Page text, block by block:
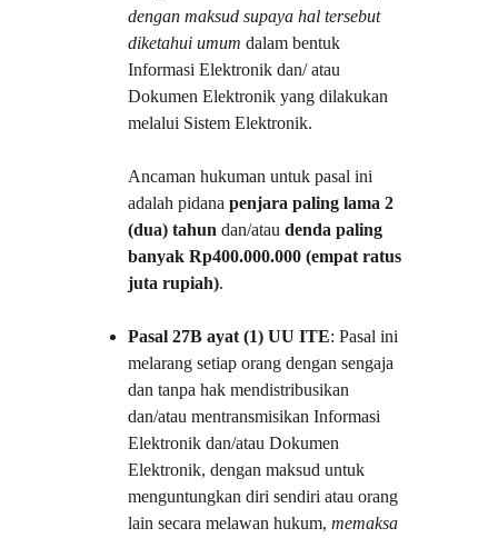
dengan maksud supaya hal tersebut
diketahui umum dalam bentuk
Informasi Elektronik dan/ atau
Dokumen Elektronik yang dilakukan
melalui Sistem Elektronik.
Ancaman hukuman untuk pasal ini
adalah pidana penjara paling lama 2
(dua) tahun dan/atau denda paling
banyak Rp400.000.000 (empat ratus
juta rupiah).
Pasal 27B ayat (1) UU ITE: Pasal ini
melarang setiap orang dengan sengaja
dan tanpa hak mendistribusikan
dan/atau mentransmisikan Informasi
Elektronik dan/atau Dokumen
Elektronik, dengan maksud untuk
menguntungkan diri sendiri atau orang
lain secara melawan hukum, memaksa